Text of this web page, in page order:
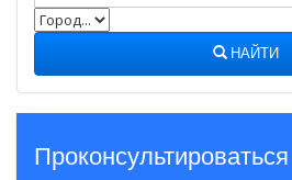
НАЙТИ